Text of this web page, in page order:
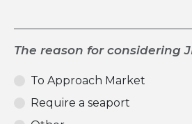
The reason for considering
To Approach Market
Require a seaport